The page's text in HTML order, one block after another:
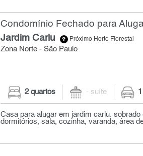
Condomínio Fechado para
Jardim Carlu - Próximo Horto Florestal
Zona Norte - São Paulo
2 quartos - suíte
Casa para alugar em jardim carlu.
dormitórios, sala, cozinha, varanda, área